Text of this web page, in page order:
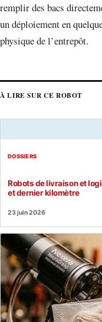
remplir des bacs
un déploiement en
physique de l’entrepôt.
À LIRE SUR CE ROBOT
DOSSIERS
Robots de livraison et
et dernier kilomètre
23 juin 2026